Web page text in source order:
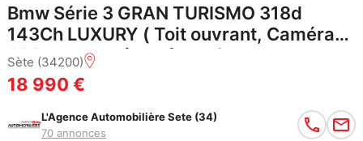
Bmw Série 3 GRAN TURISMO 318d
143Ch LUXURY ( Toit ouvrant, Caméra
360°, Moteur à chaîne ... )
Sète (34200)
18 990 €
L'Agence Automobilière Sete (34)
70 annonces